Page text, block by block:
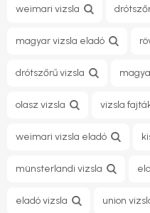
weimari vizsla
magyar vizsla eladó
drótszőrű vizsla
olasz vizsla vizsla
weimari vizsla eladó
münsterlandi vizsla
eladó vizsla union